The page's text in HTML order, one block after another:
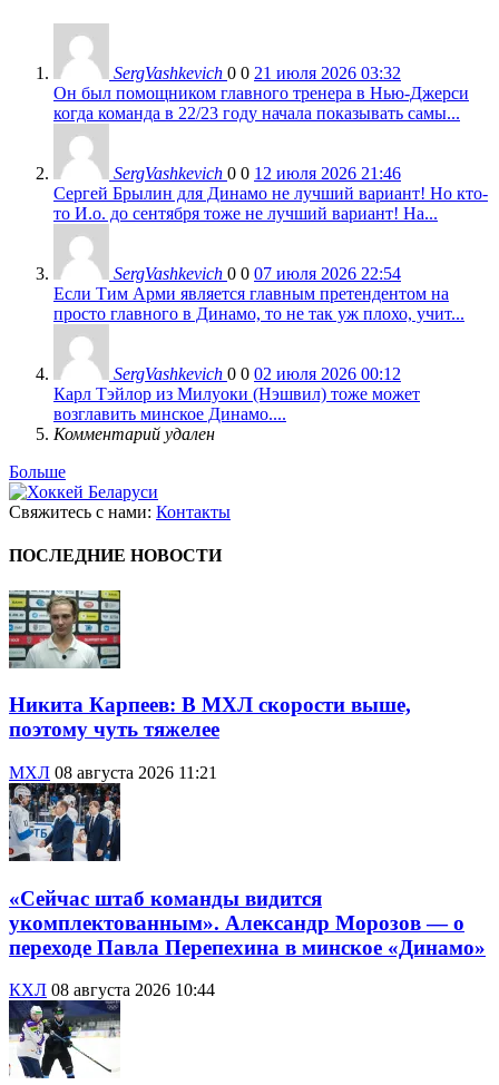
SergVashkevich 0 0 21 июля 2026 03:32
Он был помощником главного тренера в Нью-Джерси
когда команда в 22/23 году начала показывать самы...
SergVashkevich 0 0 12 июля 2026 21:46
Сергей Брылин для Динамо не лучший вариант! Но кто-
то И.о. до сентября тоже не лучший вариант! На...
SergVashkevich 0 0 07 июля 2026 22:54
Если Тим Арми является главным претендентом на
просто главного в Динамо, то не так уж плохо, учит...
SergVashkevich 0 0 02 июля 2026 00:12
Карл Тэйлор из Милуоки (Нэшвил) тоже может
возглавить минское Динамо....
Комментарий удален
Больше
Свяжитесь с нами: Контакты
ПОСЛЕДНИЕ НОВОСТИ
Никита Карпеев: В МХЛ скорости выше,
поэтому чуть тяжелее
МХЛ 08 августа 2026 11:21
«Сейчас штаб команды видится
укомплектованным». Александр Морозов — о
переходе Павла Перепехина в минское «Динамо»
КХЛ 08 августа 2026 10:44